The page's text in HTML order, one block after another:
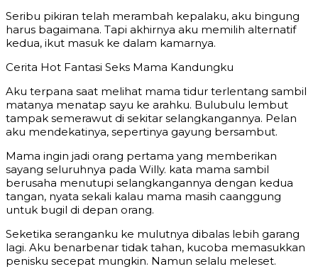
Seribu pikiran telah merambah kepalaku, aku bingung
harus bagaimana. Tapi akhirnya aku memilih alternatif
kedua, ikut masuk ke dalam kamarnya.
Cerita Hot Fantasi Seks Mama Kandungku
Aku terpana saat melihat mama tidur terlentang sambil
matanya menatap sayu ke arahku. Bulubulu lembut
tampak semerawut di sekitar selangkangannya. Pelan
aku mendekatinya, sepertinya gayung bersambut.
Mama ingin jadi orang pertama yang memberikan
sayang seluruhnya pada Willy. kata mama sambil
berusaha menutupi selangkangannya dengan kedua
tangan, nyata sekali kalau mama masih caanggung
untuk bugil di depan orang.
Seketika seranganku ke mulutnya dibalas lebih garang
lagi. Aku benarbenar tidak tahan, kucoba memasukkan
penisku secepat mungkin. Namun selalu meleset.